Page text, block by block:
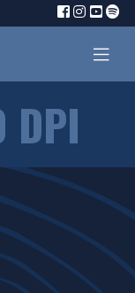
DPI